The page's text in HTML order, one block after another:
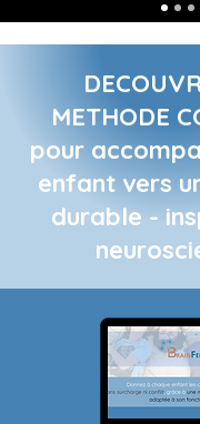
METHODE
pour
enfant vers
durable -